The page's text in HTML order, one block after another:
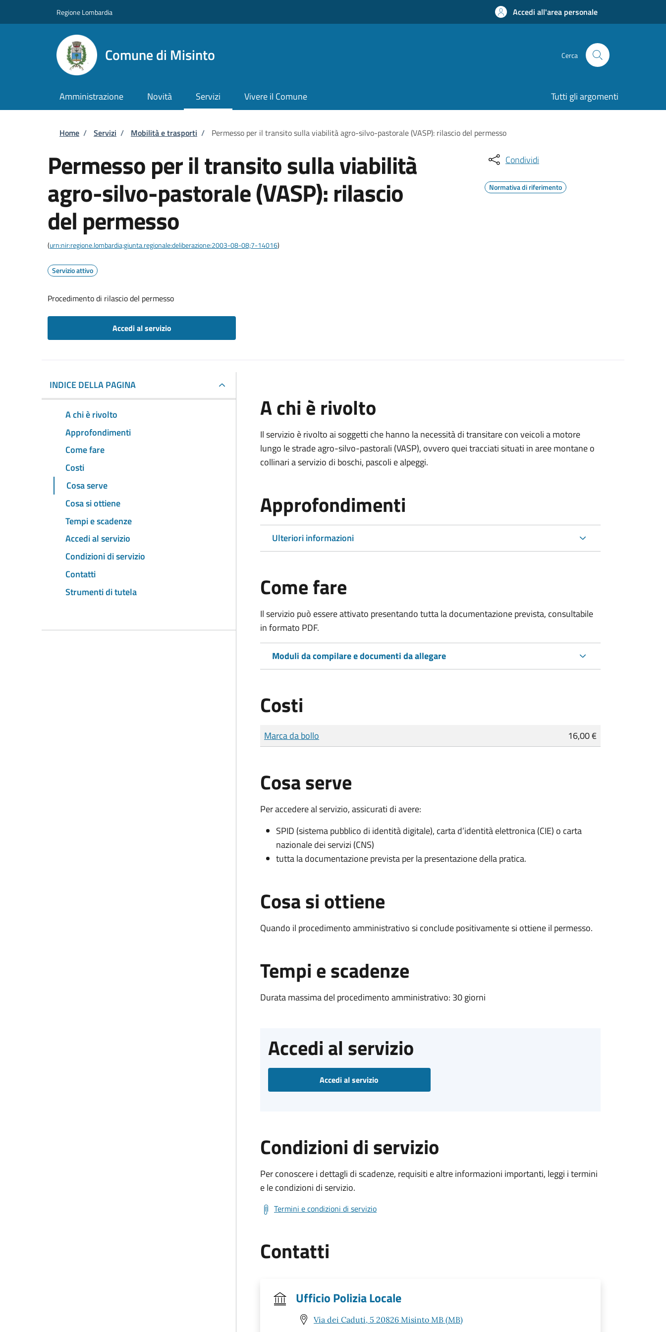
Regione Lombardia Accedi all'area personale
Comune di Misinto Cerca
Amministrazione Novità Servizi Vivere il Comune Tutti gli argomenti
Briciole di pane
Home / Servizi / Mobilità e trasporti / Permesso per il transito sulla viabilità agro-silvo-pastorale (VASP): rilascio del permesso
Permesso per il transito sulla viabilità
agro-silvo-pastorale (VASP): rilascio
del permesso
(urn:nir:regione.lombardia;giunta.regionale:deliberazione:2003-08-08;7-14016)
Servizio attivo
Procedimento di rilascio del permesso
Accedi al servizio
Condividi
Normativa di riferimento
INDICE DELLA PAGINA
A chi è rivolto
Approfondimenti
Come fare
Costi
Cosa serve
Cosa si ottiene
Tempi e scadenze
Accedi al servizio
Condizioni di servizio
Contatti
Strumenti di tutela
A chi è rivolto
Il servizio è rivolto ai soggetti che hanno la necessità di transitare con veicoli a motore
lungo le strade agro-silvo-pastorali (VASP), ovvero quei tracciati situati in aree montane o
collinari a servizio di boschi, pascoli e alpeggi.
Approfondimenti
Ulteriori informazioni
Come fare
Il servizio può essere attivato presentando tutta la documentazione prevista, consultabile
in formato PDF.
Moduli da compilare e documenti da allegare
Costi
Tipo di pagamento
Importo
Marca da bollo 16,00 €
Cosa serve
Per accedere al servizio, assicurati di avere:
SPID (sistema pubblico di identità digitale), carta d’identità elettronica (CIE) o carta
nazionale dei servizi (CNS)
tutta la documentazione prevista per la presentazione della pratica.
Cosa si ottiene
Quando il procedimento amministrativo si conclude positivamente si ottiene il permesso.
Tempi e scadenze
Durata massima del procedimento amministrativo: 30 giorni
Accedi al servizio
Accedi al servizio
Condizioni di servizio
Per conoscere i dettagli di scadenze, requisiti e altre informazioni importanti, leggi i termini
e le condizioni di servizio.
Termini e condizioni di servizio
Contatti
Ufficio Polizia Locale
Via dei Caduti, 5 20826 Misinto MB (MB)